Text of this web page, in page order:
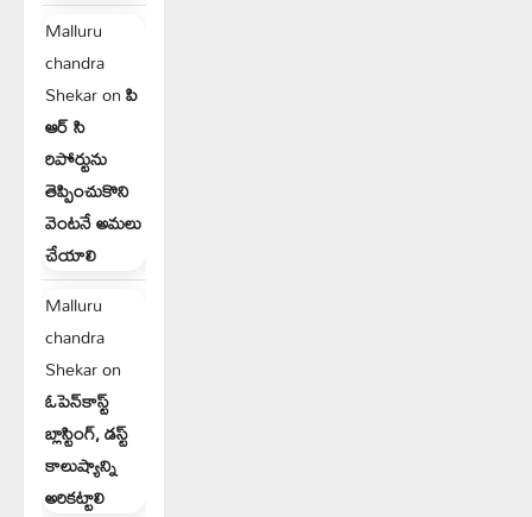
Malluru
chandra
Shekaronపి
ఆర్ సి
రిపోర్టును
తెప్పించుకొని
వెంటనే అమలు
చేయాలి
Malluru
chandra
Shekaron
ఓపెన్‌కాస్ట్
బ్లాస్టింగ్, డస్ట్
కాలుష్యాన్ని
అరికట్టాలి